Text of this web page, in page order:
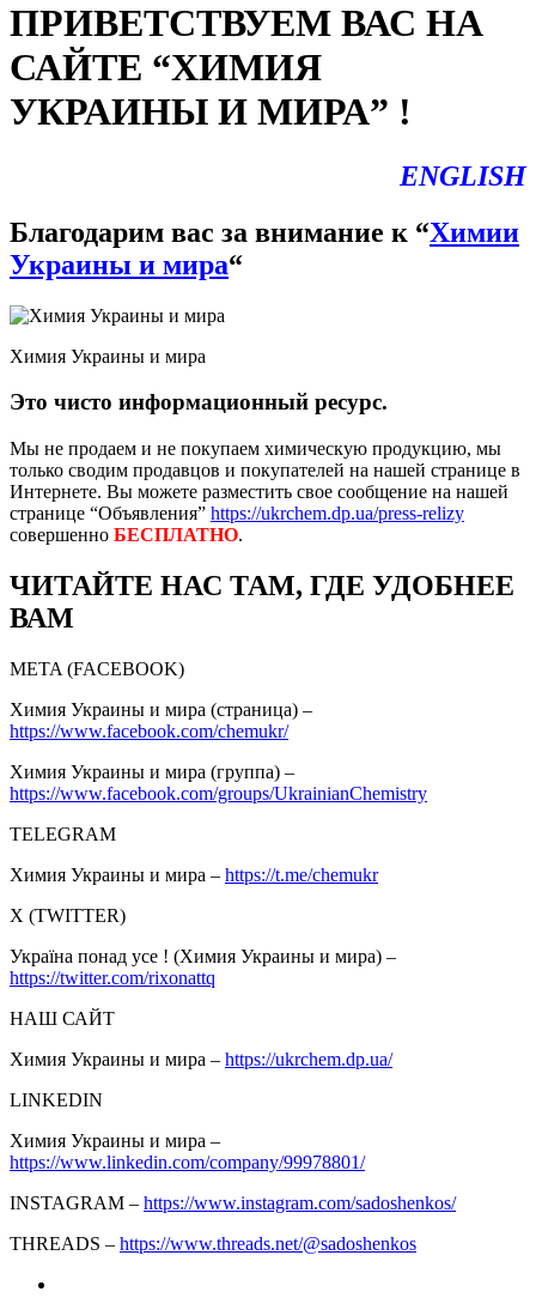
ПРИВЕТСТВУЕМ ВАС НА
САЙТЕ “ХИМИЯ
УКРАИНЫ И МИРА” !
ENGLISH
Благодарим вас за внимание к “Химии
Украины и мира“
Химия Украины и мира
Это чисто информационный ресурс.
Мы не продаем и не покупаем химическую продукцию, мы
только сводим продавцов и покупателей на нашей странице в
Интернете. Вы можете разместить свое сообщение на нашей
странице “Объявления” https://ukrchem.dp.ua/press-relizy
совершенно БЕСПЛАТНО.
ЧИТАЙТЕ НАС ТАМ, ГДЕ УДОБНЕЕ
ВАМ
META (FACEBOOK)
Химия Украины и мира (страница) –
https://www.facebook.com/chemukr/
Химия Украины и мира (группа) –
https://www.facebook.com/groups/UkrainianChemistry
TELEGRAM
Химия Украины и мира – https://t.me/chemukr
Х (TWITTER)
Україна понад усе ! (Химия Украины и мира) –
https://twitter.com/rixonattq
НАШ САЙТ
Химия Украины и мира – https://ukrchem.dp.ua/
LINKEDIN
Химия Украины и мира –
https://www.linkedin.com/company/99978801/
INSTAGRAM – https://www.instagram.com/sadoshenkos/
THREADS – https://www.threads.net/@sadoshenkos